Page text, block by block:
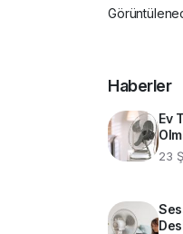
Haberler
Ev
23